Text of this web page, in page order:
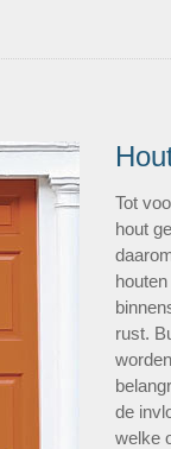
Tot
hout
rust.
de
welke